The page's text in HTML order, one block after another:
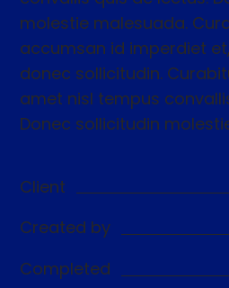
molestie malesuada.
accumsan id imperdiet
donec sollicitudin.
amet nisl tempus
Donec sollicitudin
Client
Created by
Completed